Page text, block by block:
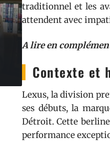
traditionnel et les
attendent avec
A lire en
Contexte et
Lexus, la division
ses débuts, la
Détroit. Cette
performance